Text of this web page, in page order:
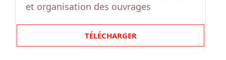
et organisation des ouvrages
TÉLÉCHARGER